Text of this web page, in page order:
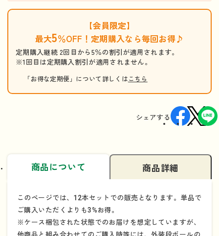
【会員限定】
最大5％OFF！定期購入なら毎回お得♪
定期購入継続 2回目から5％の割引が適用されます。
※1回目は定期購入割引が適用されません。
「お得な定期便」について詳しくはこちら
シェアする
商品について 商品詳細
このページでは、12本セットでの販売となります。単品で
ご購入いただくよりも3%お得。
※ケース梱包された状態でのお届けを想定していますが、